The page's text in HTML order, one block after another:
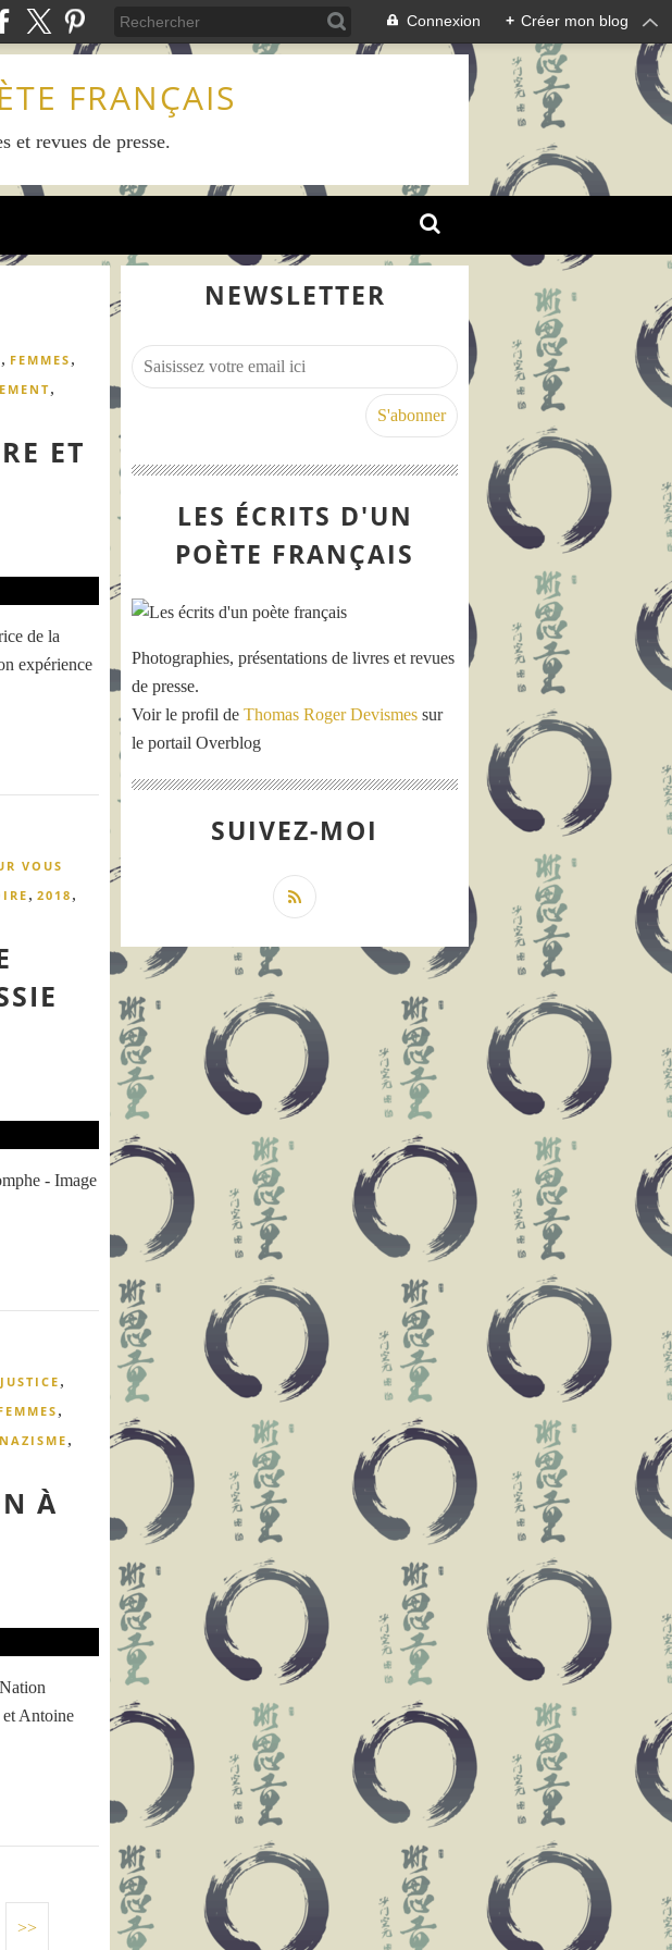
Connexion + Créer mon blog
FRANÇAIS
et revues de presse.
, FEMMES ,
,
ET
de la
expérience
VOUS
, 2018 ,
- Image
,
,
NAZISME ,
À
et Antoine
>>
NEWSLETTER
LES ÉCRITS D'UN
POÈTE FRANÇAIS
Photographies, présentations de livres et revues
de presse.
Voir le profil de Thomas Roger Devismes sur
le portail Overblog
SUIVEZ-MOI